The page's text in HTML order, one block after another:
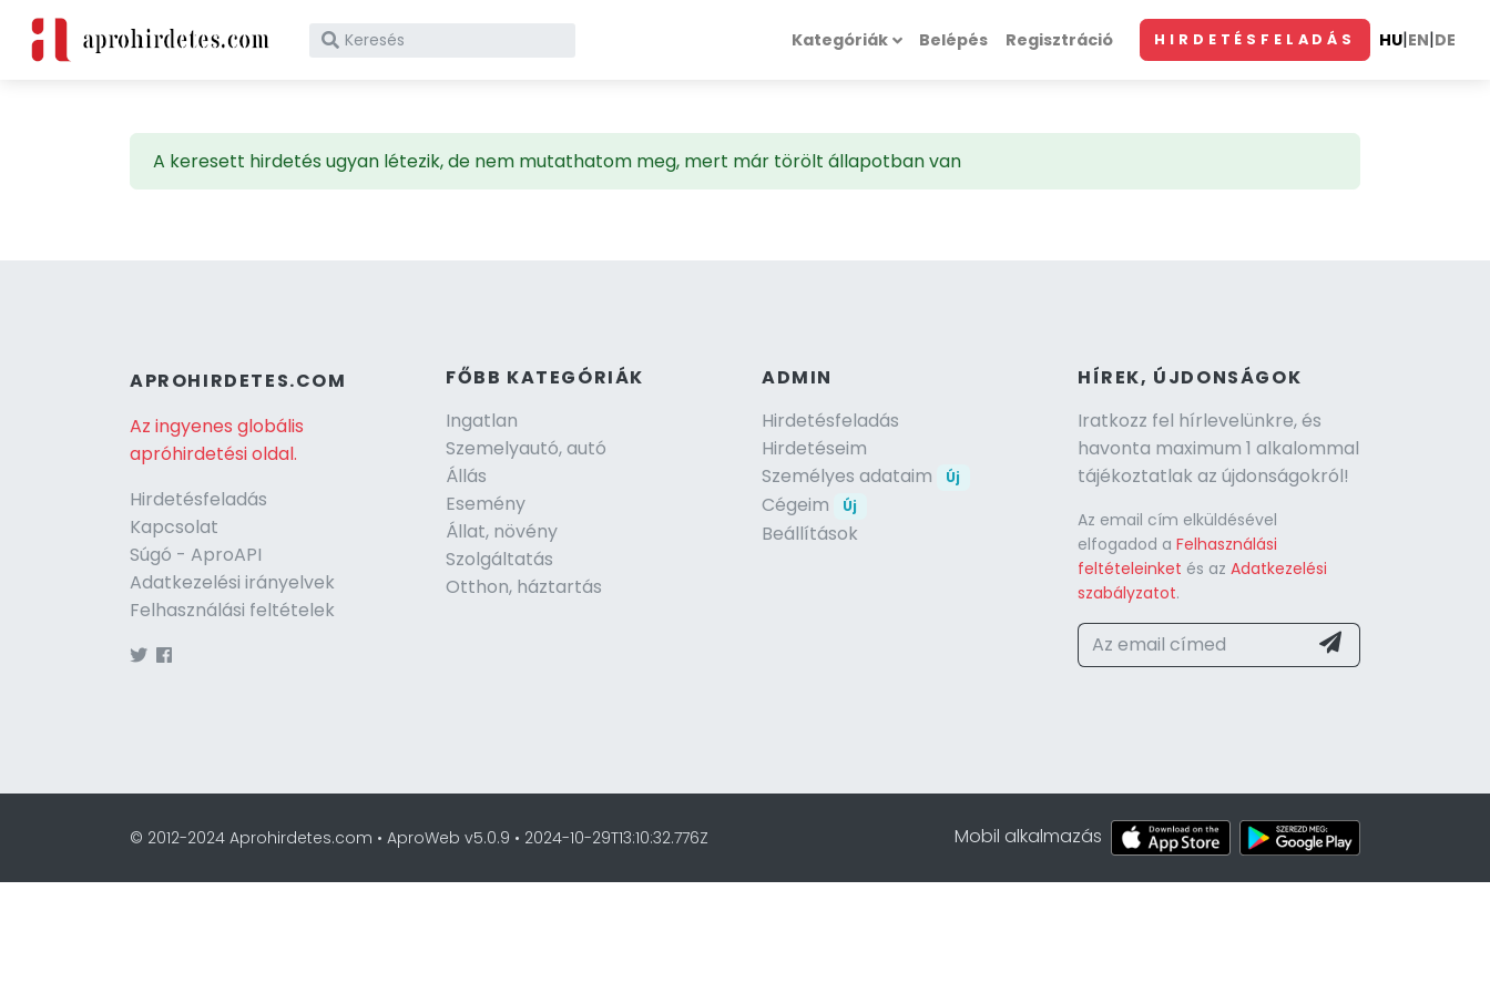
Mit vennél ma? Kategóriák Belépés Regisztráció HIRDETÉSFELADÁS HU|EN|DE
A keresett hirdetés ugyan létezik, de nem mutathatom meg, mert már törölt állapotban van
APROHIRDETES.COM
Az ingyenes globális
apróhirdetési oldal.
Hirdetésfeladás
Kapcsolat
Súgó - AproAPI
Adatkezelési irányelvek
Felhasználási feltételek
FŐBB KATEGÓRIÁK
Ingatlan
Szemelyautó, autó
Állás
Esemény
Állat, növény
Szolgáltatás
Otthon, háztartás
ADMIN
Hirdetésfeladás
Hirdetéseim
Személyes adataim
Új
Cégeim Új
Beállítások
HÍREK, ÚJDONSÁGOK
Iratkozz fel hírlevelünkre, és
havonta maximum 1 alkalommal
tájékoztatlak az újdonságokról!
Az email cím elküldésével
elfogadod a Felhasználási
feltételeinket és az Adatkezelési
szabályzatot.
© 2012-2024 Aprohirdetes.com • AproWeb v5.0.9 • 2024-10-29T13:10:32.776Z Mobil alkalmazás